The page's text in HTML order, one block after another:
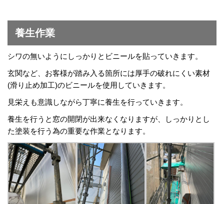
養生作業
シワの無いようにしっかりとビニールを貼っていきます。
玄関など、お客様が踏み入る箇所には厚手の破れにくい素材
(滑り止め加工)のビニールを使用していきます。
見栄えも意識しながら丁寧に養生を行っていきます。
養生を行うと窓の開閉が出来なくなりますが、しっかりとし
た塗装を行う為の重要な作業となります。